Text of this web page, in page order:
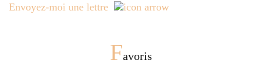
Envoyez-moi une lettre
Favoris